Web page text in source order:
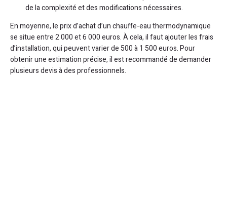
de la complexité et des modifications nécessaires.
En moyenne, le prix d’achat d’un chauffe-eau thermodynamique
se situe entre 2 000 et 6 000 euros. À cela, il faut ajouter les frais
d’installation, qui peuvent varier de 500 à 1 500 euros. Pour
obtenir une estimation précise, il est recommandé de demander
plusieurs devis à des professionnels.